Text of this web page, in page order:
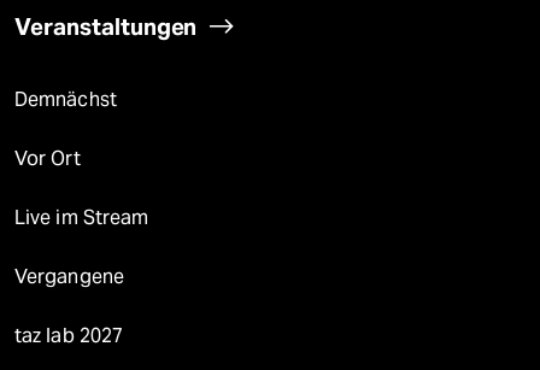
Veranstaltungen
Demnächst
Vor Ort
Live im Stream
Vergangene
taz lab 2027